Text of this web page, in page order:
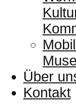
Über
Kontakt